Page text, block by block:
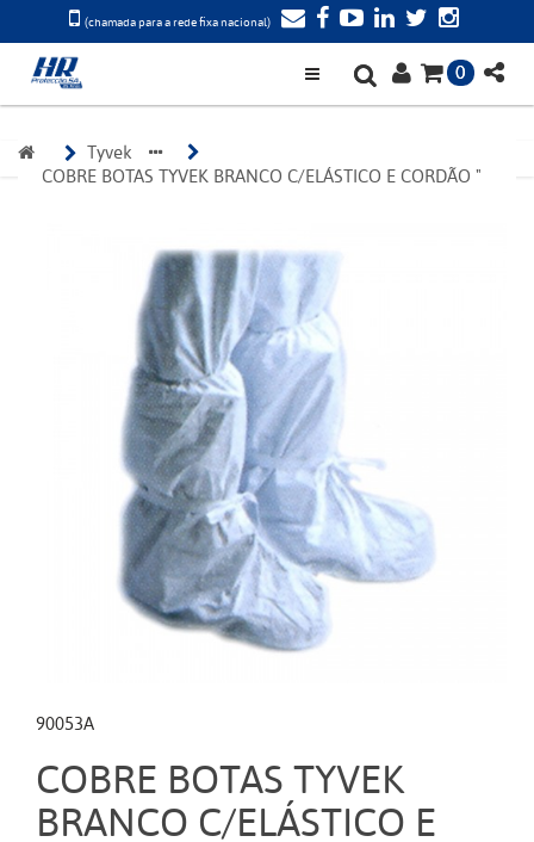
(chamada para a rede fixa nacional)
0
Tyvek
COBRE BOTAS TYVEK BRANCO C/ELÁSTICO E CORDÃO "
90053A
COBRE BOTAS TYVEK
BRANCO C/ELÁSTICO E